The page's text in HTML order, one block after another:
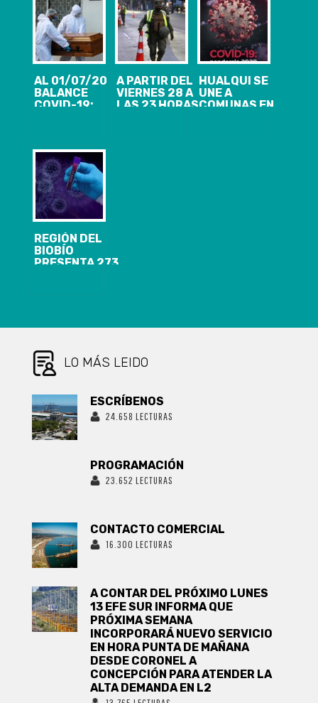
AL 01/07/20
BALANCE
COVID-19:
CASOS
NUEVOS, 6.951
ACUMULADOS
Y 1.723
ACTIVOS
A PARTIR DEL
VIERNES 28 A
LAS 23 HORAS
HUALQUI SE
UNE A
COMUNAS EN
REGIÓN DEL
BIOBÍO
PRESENTA 273
COVID-19
LO MÁS LEIDO
ESCRÍBENOS
24.658 LECTURAS
PROGRAMACIÓN
23.652 LECTURAS
CONTACTO COMERCIAL
16.300 LECTURAS
A CONTAR DEL PRÓXIMO LUNES
13 EFE SUR INFORMA QUE
PRÓXIMA SEMANA
INCORPORARÁ NUEVO SERVICIO
EN HORA PUNTA DE MAÑANA
DESDE CORONEL A
CONCEPCIÓN PARA ATENDER LA
ALTA DEMANDA EN L2